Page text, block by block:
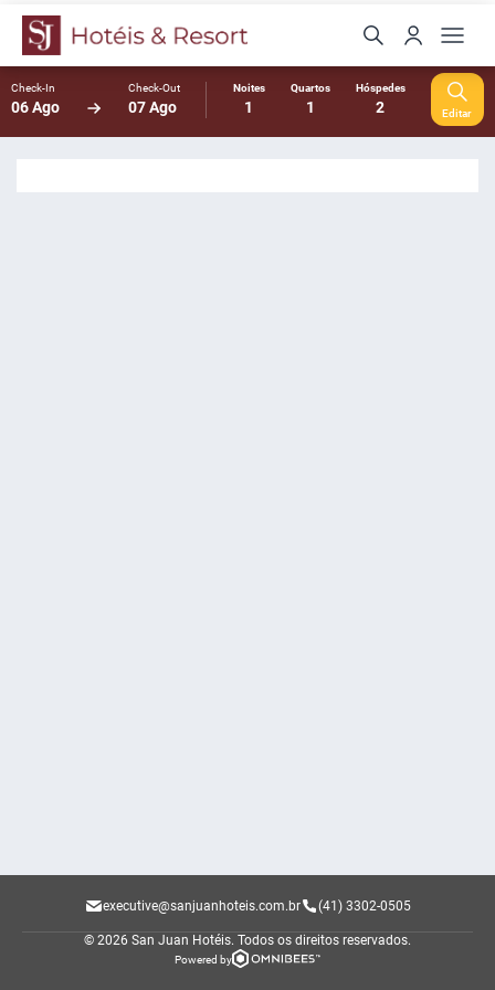
Check-In
06 Ago
Check-Out
07 Ago
Noites
1
Quartos
1
Hóspedes
2 Editar
executive@sanjuanhoteis.com.br (41) 3302-0505
© 2026 San Juan Hotéis. Todos os direitos reservados.
Powered by